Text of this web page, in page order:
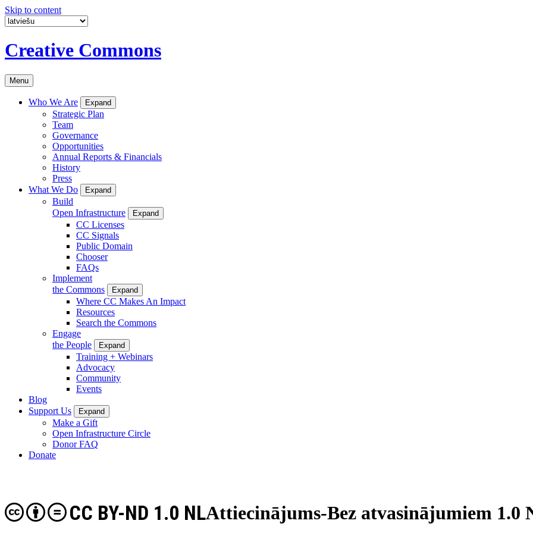
Skip to content
Creative Commons
Menu
Who We Are Expand
Strategic Plan
Team
Governance
Opportunities
Annual Reports & Financials
History
Press
What We Do
Expand
Build
Open Infrastructure
Expand
CC Licenses
CC Signals
Public Domain
Chooser
FAQs
Implement
the Commons
Expand
Where CC Makes An Impact
Resources
Search the Commons
Engage
the People
Expand
Training + Webinars
Advocacy
Community
Events
Blog
Support Us
Expand
Make a Gift
Open Infrastructure Circle
Donor FAQ
Donate
Attiecinājums-Bez atvasinājumiem 1.0
CC BY-ND 1.0 NL